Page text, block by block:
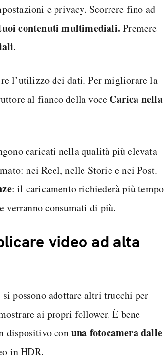
e privacy. Scorrere fino ad
contenuti multimediali.Premere
.
l’utilizzo dei dati. Per migliorare la
al fianco della voce Carica nella
caricati nella qualità più elevata
nei Reel, nelle Storie e nei Post.
: il caricamento richiederà più tempo
verranno consumati di più.
video ad alta
possono adottare altri trucchi per
ai propri follower. È bene
dispositivo conuna fotocamera dalle
in HDR.